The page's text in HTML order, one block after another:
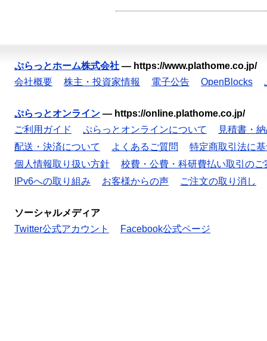
ぷらっとホーム株式会社 — https://www.plathome.co.jp/
会社概要
株主・投資家情報 電子公告 OpenBlocks
ぷらっとオンライン — https://online.plathome.co.jp/
ご利用ガイド
ぷらっとオンラインについて
見積書・
配送・決済について
よくあるご質問
特定商取引法に
個人情報取り扱い方針
校費・公費・科研費払い取引のご
IPv6への取り組み
お客様からの声 ご注文の取り消し
ソーシャルメディア
Twitter公式アカウント
Facebook公式ページ